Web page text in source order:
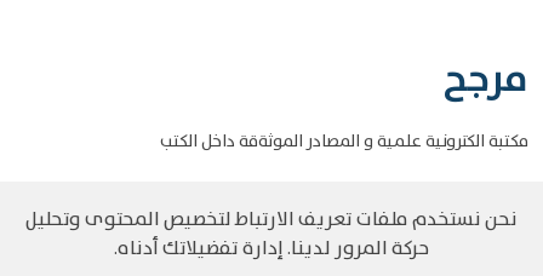
مرجح
مكتبة الكترونية علمية و المصادر الموثةقة داخل الكتب
نحن نستخدم ملفات تعريف الارتباط لتخصيص المحتوى وتحليل
حركة المرور لدينا. إدارة تفضيلاتك أدناه.